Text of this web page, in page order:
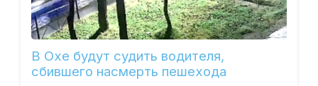
В Охе будут судить водителя,
сбившего насмерть пешехода